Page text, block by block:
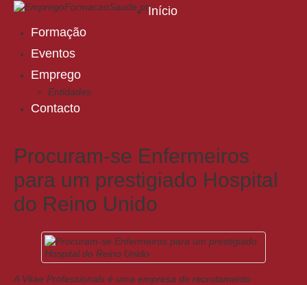
Início
Formação
Eventos
Emprego
Entidades
Contacto
Procuram-se Enfermeiros
para um prestigiado Hospital
do Reino Unido
A Vitae Professionals é uma empresa de recrutamento